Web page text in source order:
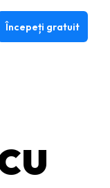
Începeți gratuit